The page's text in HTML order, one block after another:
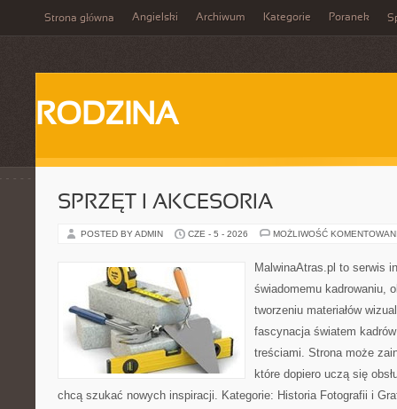
Strona główna Angielski Archiwum Kategorie Poranek
RODZINA
SPRZĘT I AKCESORIA
POSTED BY ADMIN CZE - 5 - 2026 MOŻLIWOŚĆ
MalwinaAtras.pl to serwis
świadomemu kadrowaniu,
tworzeniu materiałów
fascynacja światem
treściami. Strona może
które dopiero uczą się
chcą szukać nowych inspiracji. Kategorie: Historia Fotografii i